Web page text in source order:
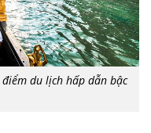
du lịch hấp dẫn bậc